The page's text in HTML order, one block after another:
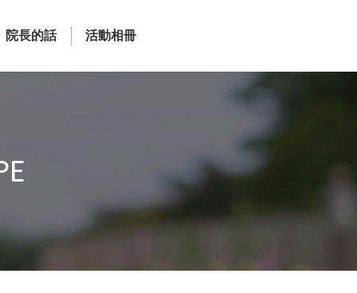
院長的話 活動相冊